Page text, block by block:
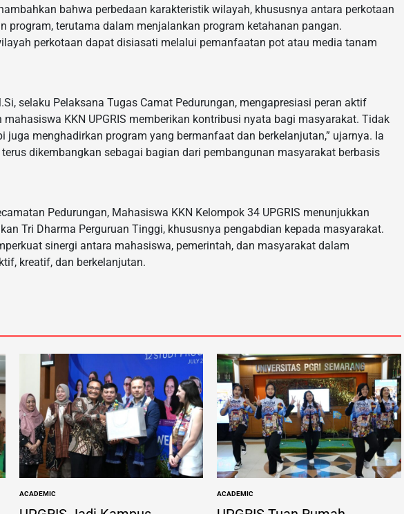
bahwa perbedaan karakteristik wilayah, khususnya antara perkotaan
program, terutama dalam menjalankan program ketahanan pangan.
perkotaan dapat disiasati melalui pemanfaatan pot atau media tanam
selaku Pelaksana Tugas Camat Pedurungan, mengapresiasi peran aktif
mahasiswa KKN UPGRIS memberikan kontribusi nyata bagi masyarakat. Tidak
juga menghadirkan program yang bermanfaat dan berkelanjutan,” ujarnya. Ia
dikembangkan sebagai bagian dari pembangunan masyarakat berbasis
Pedurungan, Mahasiswa KKN Kelompok 34 UPGRIS menunjukkan
Tri Dharma Perguruan Tinggi, khususnya pengabdian kepada masyarakat.
sinergi antara mahasiswa, pemerintah, dan masyarakat dalam
kreatif, dan berkelanjutan.
POSTED
IN
ACADEMIC
POSTED
IN
ACADEMIC